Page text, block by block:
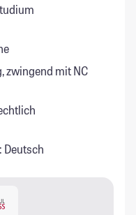
zwingend mit NC